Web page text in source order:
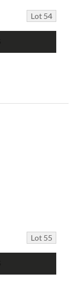
Lot 54
Lot 55